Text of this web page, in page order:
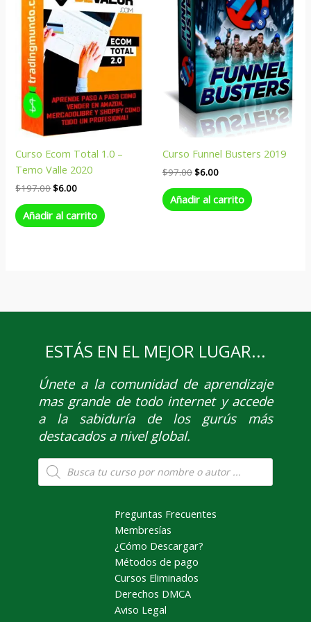
Curso Ecom Total 1.0 –
Temo Valle 2020
$197.00
$197.00.
$6.00
$6.00.
Añadir al carrito
Curso Funnel Busters 2019
$97.00
$97.00.
$6.00
$6.00.
Añadir al carrito
ESTÁS EN EL MEJOR LUGAR...
Únetea la comunidad de aprendizaje
mas grande de todo internet y accede
a la sabiduría de los gurús más
destacados a nivel global.
Búsqueda
de
productos
Preguntas Frecuentes
Membresías
¿Cómo Descargar?
Métodos de pago
Cursos Eliminados
Derechos DMCA
Aviso Legal